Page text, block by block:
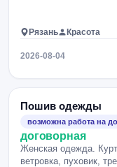
Рязань Красота
2026-08-04
Пошив одежды
возможна работа на
договорная
Женская одежда.
ветровка, пуховик,